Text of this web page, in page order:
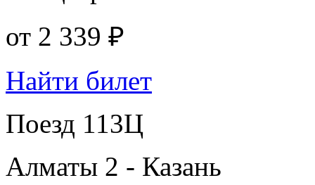
от 2 339 ₽
Найти билет
Поезд 113Ц
Алматы 2 - Казань